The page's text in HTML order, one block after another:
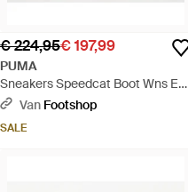
€ 224,95€ 197,99
PUMA
Sneakers Speedcat Boot Wns Eur
- Rood
Van Footshop
SALE